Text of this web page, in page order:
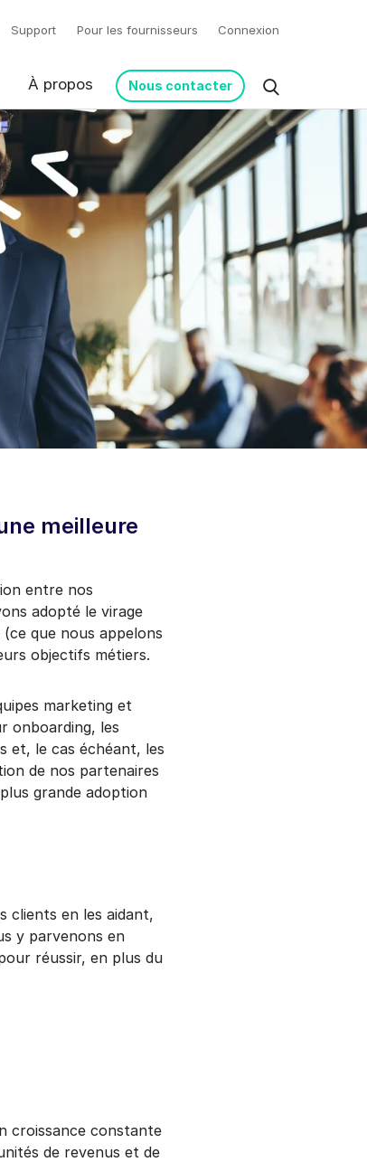
Support Pour les fournisseurs Connexion
À propos Nous contacter
meilleure
entre nos
adopté le virage
que nous appelons
objectifs métiers.
marketing et
onboarding, les
et, le cas échéant, les
de nos partenaires
grande adoption
clients en les aidant,
y parvenons en
réussir, en plus du
croissance constante
de revenus et de